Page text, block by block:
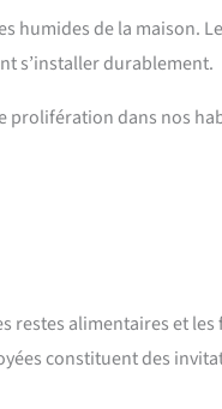
humides de la maison.
s’installer durablement.
prolifération dans nos
restes alimentaires et
constituent des